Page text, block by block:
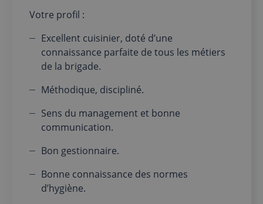
Votre profil :
Excellent cuisinier, doté d’une
connaissance parfaite de tous les métiers
de la brigade.
Méthodique, discipliné.
Sens du management et bonne
communication.
Bon gestionnaire.
Bonne connaissance des normes
d’hygiène.